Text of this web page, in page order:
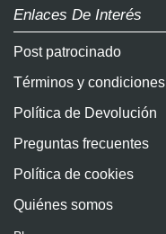
Enlaces De Interés
Post patrocinado
Términos y condiciones
Política de Devolución
Preguntas frecuentes
Política de cookies
Quiénes somos